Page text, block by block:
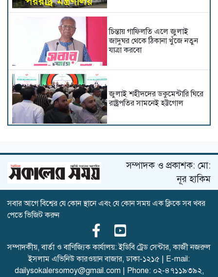
চিন্তায় গাফিলতি এলে জুলাই
জাদুঘর থেকে ঠিকানা খুঁজে নতুন
যাত্রা করবো
জুলাই শহীদদের ডকুমেন্টারি ঘিরে
রাষ্ট্রপতির সামনেই হট্টগোল
প্রজন্মকে অনুপ্রাণিত করবে:
প্রধানমন্ত্রী
দুই দিনের সফরে কক্সবাজারে
জুলাই গণঅভ্যুত্থান দিবসে
সম্পাদক ও প্রকাশক: মো:
নূর হাকিম
সবার আগে বিশ্বের যে কোন স্থানে এবং যে কোন সময় এক ক্লিকে সব খবর
পেতে ভিজিট করুন
সম্পাদকীয়, বার্তা ও বাণিজ্যিক কার্যালয়: ইডিবি ট্রেড সেন্টার, কাজী নজরুল
ইসলাম এভিনিউ কারওয়ান বাজার, ঢাকা-১২১৫ | E-mail:
dailysokalersomoy@gmail.com | Phone: ০২-৪৭১১৯৩৯২,